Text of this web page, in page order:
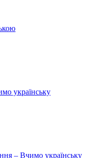
українську
– Вчимо українську